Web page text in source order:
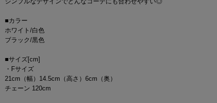
■カラー
ホワイト/白色
ブラック/黒色
■サイズ[cm]
・Fサイズ
21cm（幅）14.5cm（高さ）6cm（奥）
チェーン 120cm